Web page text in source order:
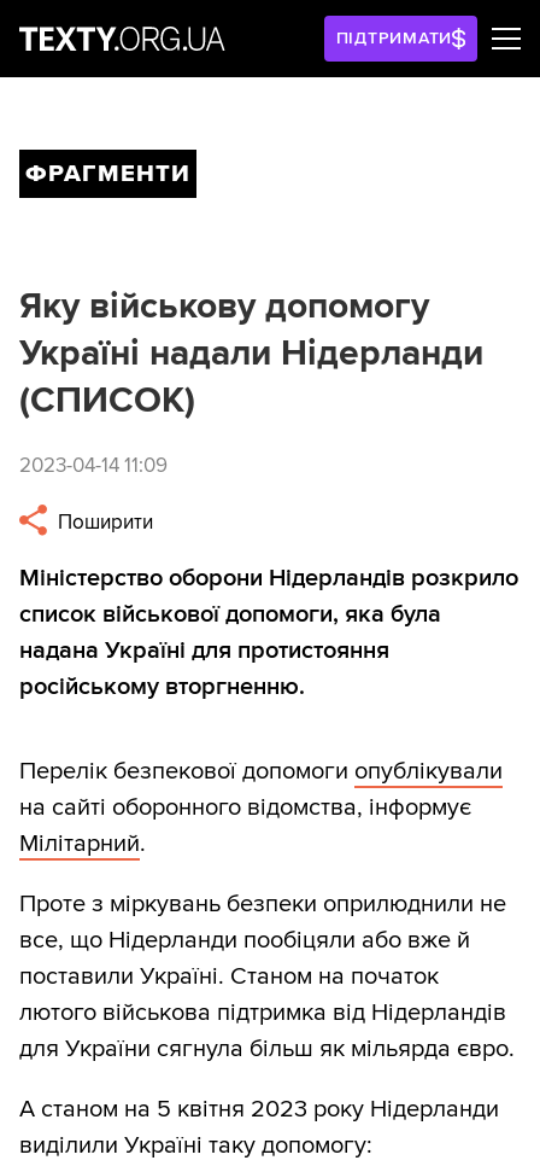
ПІДТРИМАТИ
ФРАГМЕНТИ
Яку військову допомогу
Україні надали Нідерланди
(СПИСОК)
2023-04-14 11:09
Поширити
Міністерство оборони Нідерландів розкрило
список військової допомоги, яка була
надана Україні для протистояння
російському вторгненню.
Перелік безпекової допомоги опублікували
на сайті оборонного відомства, інформує
Мілітарний.
Проте з міркувань безпеки оприлюднили не
все, що Нідерланди пообіцяли або вже й
поставили Україні. Станом на початок
лютого військова підтримка від Нідерландів
для України сягнула більш як мільярда євро.
А станом на 5 квітня 2023 року Нідерланди
виділили Україні таку допомогу: